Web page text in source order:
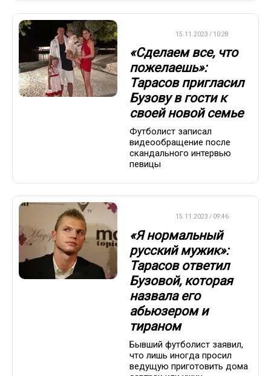
15.11.2023 / 10:28
«Сделаем все, что
пожелаешь»:
Тарасов пригласил
Бузову в гости к
своей новой семье
Футболист записал
видеообращение после
скандального интервью
певицы
15.11.2023 / 09:46
«Я нормальный
русский мужик»:
Тарасов ответил
Бузовой, которая
назвала его
абьюзером и
тираном
Бывший футболист заявил,
что лишь иногда просил
ведущую приготовить дома